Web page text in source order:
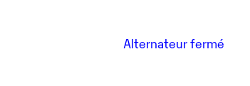
Alternateur fermé